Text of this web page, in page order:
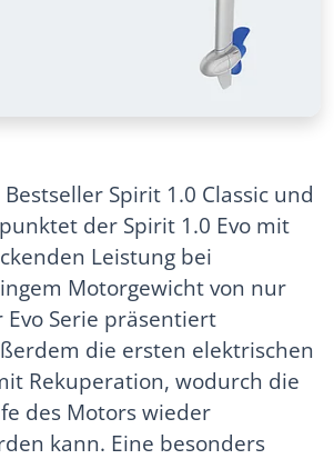
Spirit 1.0 Classic und
der Spirit 1.0 Evo mit
Leistung bei
Motorgewicht von nur
Evo Serie präsentiert
die ersten elektrischen
Rekuperation, wodurch die
des Motors wieder
kann. Eine besonders